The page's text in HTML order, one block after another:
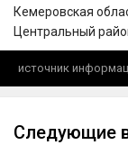
Кемеровская
Центральный
источник
Следующие